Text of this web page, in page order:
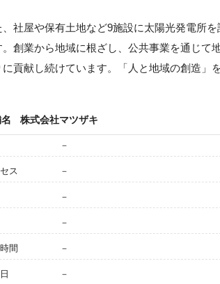
、社屋や保有土地など9施設に太陽光発電所
。創業から地域に根ざし、公共事業を通じ
に貢献し続けています。「人と地域の創造」
株式会社マツザキ
－
ス －
－
－
間 －
－